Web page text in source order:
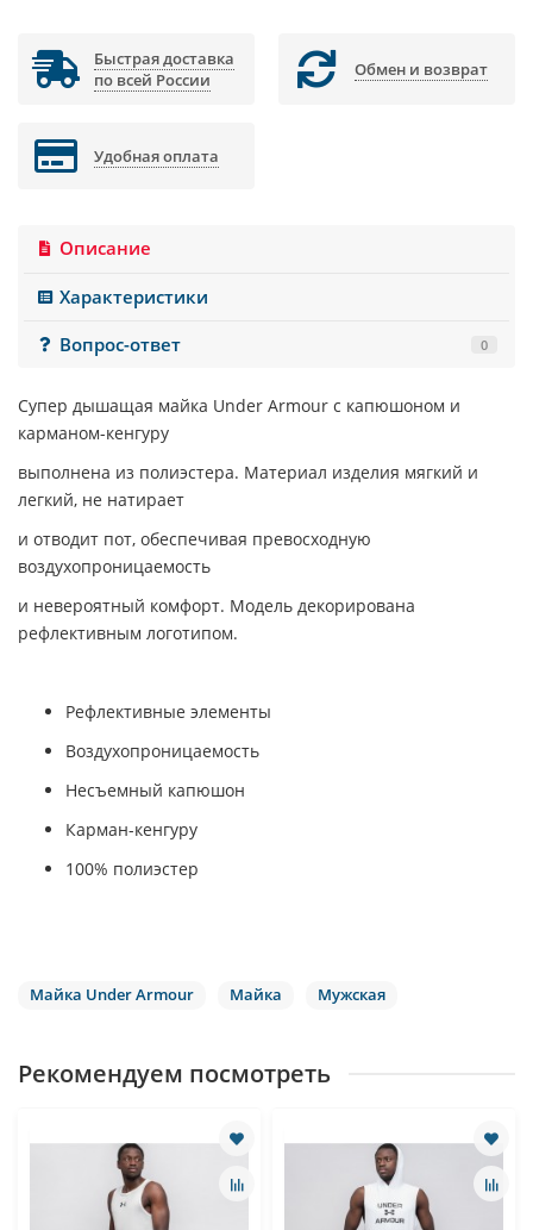
Быстрая доставка
по всей России
Обмен и возврат
Удобная оплата
Описание
Характеристики
Вопрос-ответ
0
Супер дышащая майка Under Armour с капюшоном и
карманом-кенгуру
выполнена из полиэстера. Материал изделия мягкий и
легкий, не натирает
и отводит пот, обеспечивая превосходную
воздухопроницаемость
и невероятный комфорт. Модель декорирована
рефлективным логотипом.
Рефлективные элементы
Воздухопроницаемость
Несъемный капюшон
Карман-кенгуру
100% полиэстер
Майка Under Armour Майка Мужская
Рекомендуем посмотреть